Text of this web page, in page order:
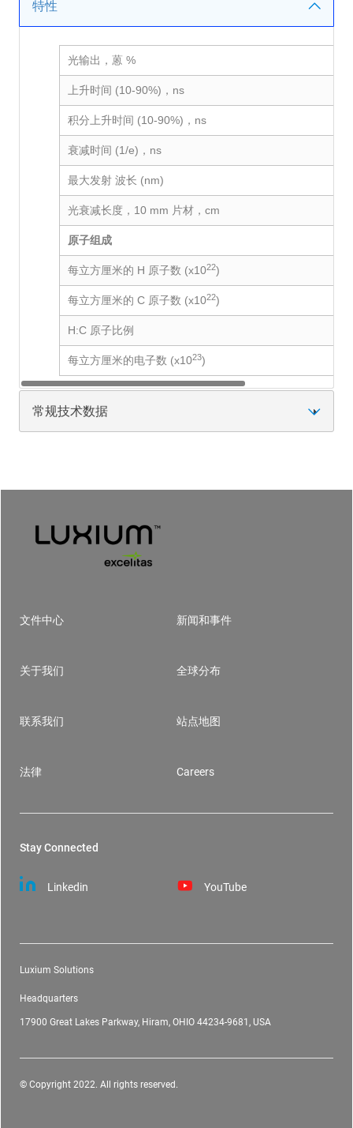
LEARN MORE
特性
光输出，蒽 %
上升时间 (10-90%)，ns
积分上升时间 (10-90%)，ns
衰减时间 (1/e)，ns
最大发射 波长 (nm)
光衰减长度，10 mm 片材，cm
原子组成
每立方厘米的 H 原子数 (x1022)
每立方厘米的 C 原子数 (x1022)
H:C 原子比例
每立方厘米的电子数 (x1023)
常规技术数据
文件中心 新闻和事件
关于我们 全球分布
联系我们 站点地图
法律 Careers
Stay Connected
Linkedin YouTube
Luxium Solutions
Headquarters
17900 Great Lakes Parkway, Hiram, OHIO 44234-9681, USA
© Copyright 2022. All rights reserved.